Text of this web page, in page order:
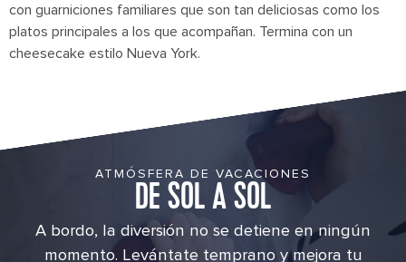
con guarniciones familiares que son tan deliciosas como los
platos principales a los que acompañan. Termina con un
cheesecake estilo Nueva York.
ATMÓSFERA DE VACACIONES
DE SOL A SOL
A bordo, la diversión no se detiene en ningún
momento. Levántate temprano y mejora tu